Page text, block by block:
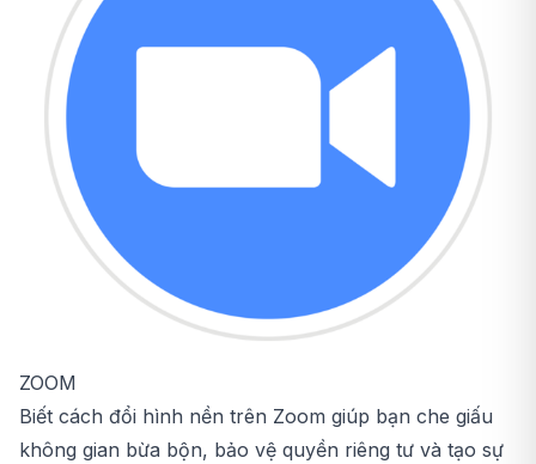
ZOOM
Biết cách đổi hình nền trên Zoom giúp bạn che giấu
không gian bừa bộn, bảo vệ quyền riêng tư và tạo sự